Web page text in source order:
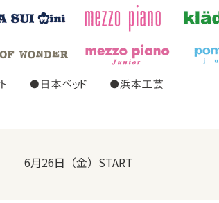
6月26日（金）START